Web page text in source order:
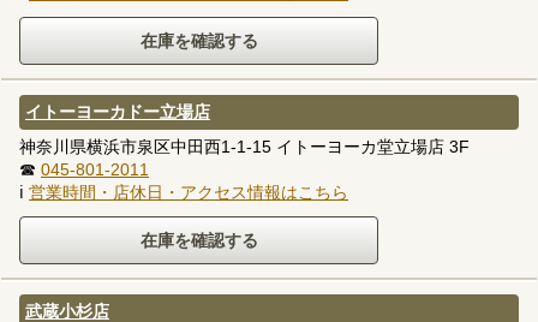
イトーヨーカドー立場店
神奈川県横浜市泉区中田西1-1-15 イトーヨーカ堂立場店 3F
☎ 045-801-2011
ℹ 営業時間・店休日・アクセス情報はこちら
武蔵小杉店